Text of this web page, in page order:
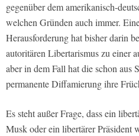
gegenüber dem amerikanisch-
welchen Gründen auch immer.
Herausforderung hat bisher darin
autoritären Libertarismus zu einer
aber in dem Fall hat die schon aus
permanente Diffamierung ihre
Es steht außer Frage, dass ein
Musk oder ein libertärer Präsident